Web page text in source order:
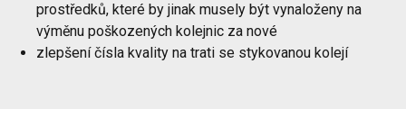
prostředků, které by jinak musely být vynaloženy na
výměnu poškozených kolejnic za nové
zlepšení čísla kvality na trati se stykovanou kolejí